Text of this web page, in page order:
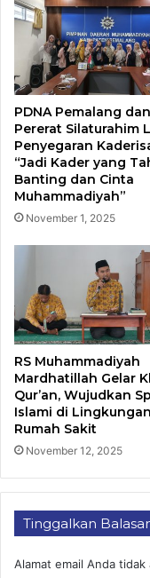
PDNA Pemalang
Pererat Silaturahim
Penyegaran
“Jadi Kader yang
Banting dan Cinta
Muhammadiyah”
November 1, 2025
RS Muhammadiyah
Mardhatillah Gelar
Qur’an, Wujudkan
Islami di Lingkungan
Rumah Sakit
November 12, 2025
Tinggalkan
Alamat email Anda